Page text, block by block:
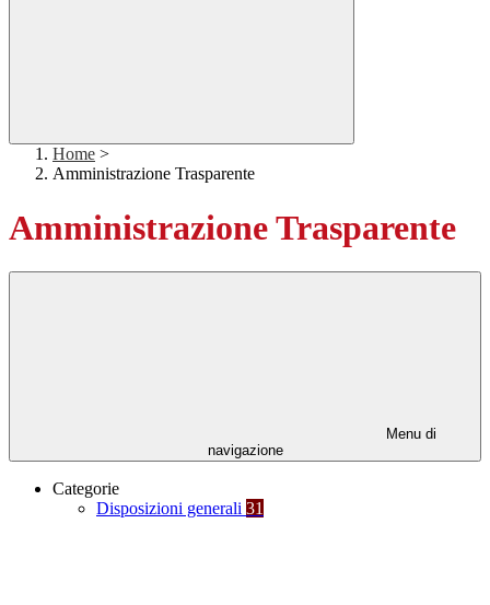
Home >
Amministrazione Trasparente
Amministrazione Trasparente
Menu di
navigazione
Categorie
Disposizioni generali 31